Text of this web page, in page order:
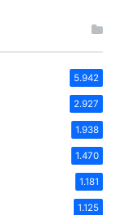
5.942
2.927
1.938
1.470
1.181
1.125